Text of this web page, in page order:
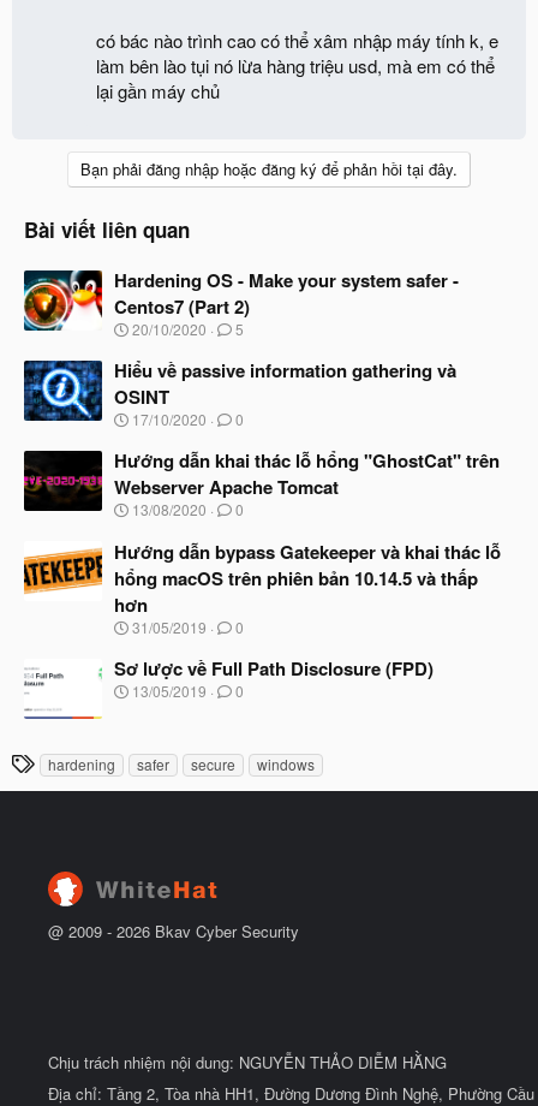
có bác nào trình cao có thể xâm nhập máy tính k, e
làm bên lào tụi nó lừa hàng triệu usd, mà em có thể
lại gần máy chủ
Bạn phải đăng nhập hoặc đăng ký để phản hồi tại đây.
Bài viết liên quan
Hardening OS - Make your system safer -
Centos7 (Part 2)
N
à
b
ắ
đ
ầ
u
20/10/2020 5
Hiểu về passive information gathering và
OSINT
N
à
b
ắ
đ
ầ
u
17/10/2020 0
Hướng dẫn khai thác lỗ hổng "GhostCat" trên
Webserver Apache Tomcat
N
à
y
b
ắ
t
ầ
u
13/08/2020 0
Hướng dẫn bypass Gatekeeper và khai thác lỗ
hổng macOS trên phiên bản 10.14.5 và thấp
hơn
N
à
y
b
đ
ầ
31/05/2019 0
Sơ lược về Full Path Disclosure (FPD)
N
b
13/05/2019 0
T
h
hardening safer secure windows
@ 2009 - 2026 Bkav Cyber Security
Chịu trách nhiệm nội dung: NGUYỄN THẢO DIỄM HẰNG
Địa chỉ: Tầng 2, Tòa nhà HH1, Đường Dương Đình Nghệ, Phường